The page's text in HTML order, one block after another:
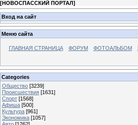
[НОВОСПАССКИЙ ПОРТАЛ]
Вход на сайт
Меню сайта
ГЛАВНАЯ СТРАНИЦА ФОРУМ ФОТОАЛЬБОМ
Categories
Общество [3239]
Происшествия [1631]
Спорт [1568]
Афиша [500]
Культура [961]
Экономика [1057]